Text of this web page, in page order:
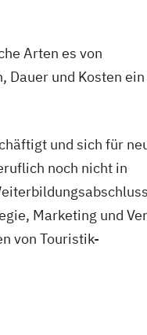
Arten es von
Dauer und Kosten ein
und sich für
noch nicht in
Marketing und
von Touristik-